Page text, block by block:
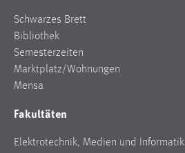
Schwarzes Brett
Bibliothek
Semesterzeiten
Marktplatz/Wohnungen
Mensa
Fakultäten
Elektrotechnik, Medien und Informatik